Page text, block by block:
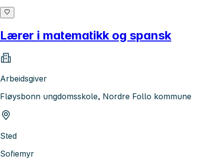
Lærer i matematikk og spansk
Arbeidsgiver
Fløysbonn ungdomsskole, Nordre Follo kommune
Sted
Sofiemyr